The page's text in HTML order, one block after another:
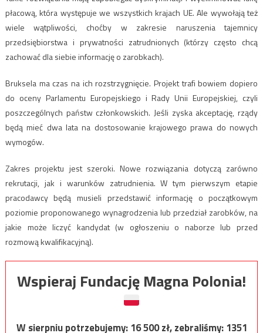
płacową, która występuje we wszystkich krajach UE. Ale wywołają też
wiele wątpliwości, choćby w zakresie naruszenia tajemnicy
przedsiębiorstwa i prywatności zatrudnionych (którzy często chcą
zachować dla siebie informację o zarobkach).
Bruksela ma czas na ich rozstrzygnięcie. Projekt trafi bowiem dopiero
do oceny Parlamentu Europejskiego i Rady Unii Europejskiej, czyli
poszczególnych państw członkowskich. Jeśli zyska akceptację, rządy
będą mieć dwa lata na dostosowanie krajowego prawa do nowych
wymogów.
Zakres projektu jest szeroki. Nowe rozwiązania dotyczą zarówno
rekrutacji, jak i warunków zatrudnienia. W tym pierwszym etapie
pracodawcy będą musieli przedstawić informację o początkowym
poziomie proponowanego wynagrodzenia lub przedział zarobków, na
jakie może liczyć kandydat (w ogłoszeniu o naborze lub przed
rozmową kwalifikacyjną).
Wspieraj Fundację Magna Polonia!
W sierpniu potrzebujemy:16 500zł, zebraliśmy:1351